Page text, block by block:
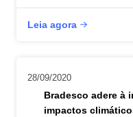
Leia agora
28/09/2020
Bradesco adere à
impactos